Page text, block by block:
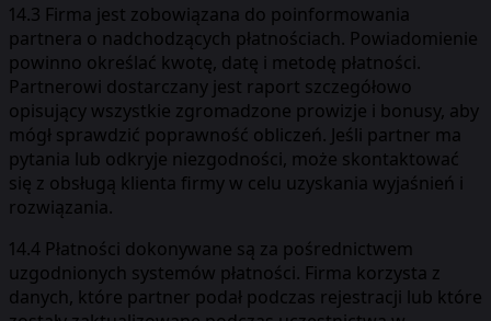
14.3 Firma jest zobowiązana do poinformowania
partnera o nadchodzących płatnościach. Powiadomienie
powinno określać kwotę, datę i metodę płatności.
Partnerowi dostarczany jest raport szczegółowo
opisujący wszystkie zgromadzone prowizje i bonusy, aby
mógł sprawdzić poprawność obliczeń. Jeśli partner ma
pytania lub odkryje niezgodności, może skontaktować
się z obsługą klienta firmy w celu uzyskania wyjaśnień i
rozwiązania.
14.4 Płatności dokonywane są za pośrednictwem
uzgodnionych systemów płatności. Firma korzysta z
danych, które partner podał podczas rejestracji lub które